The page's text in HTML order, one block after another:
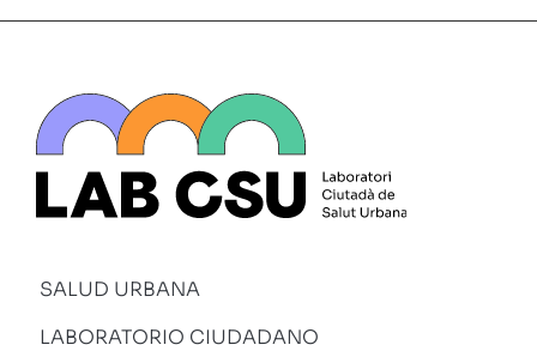
SALUD URBANA
LABORATORIO CIUDADANO